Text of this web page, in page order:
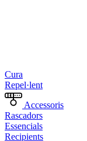
Cura
Repel·lent
Accessoris
Rascadors
Essencials
Recipients